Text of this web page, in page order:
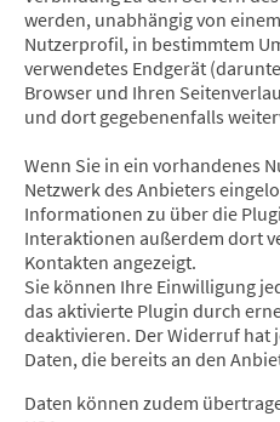
werden, unabhängig von
Nutzerprofil, in bestimmtem
verwendetes Endgerät
Browser und Ihren
und dort gegebenenfalls
Wenn Sie in ein vorhandenes
Netzwerk des Anbieters
Informationen zu über die
Interaktionen außerdem dort
Kontakten angezeigt.
Sie können Ihre Einwilligung
das aktivierte Plugin durch
deaktivieren. Der Widerruf hat
Daten, die bereits an den
Daten können zudem